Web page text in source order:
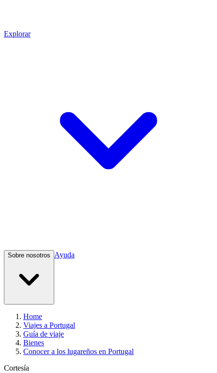
Explorar
Sobre nosotros Ayuda
Home
Viajes a Portugal
Guía de viaje
Bienes
Conocer a los lugareños en Portugal
Cortesía